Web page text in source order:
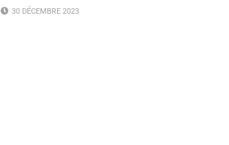
30 DÉCEMBRE 2023